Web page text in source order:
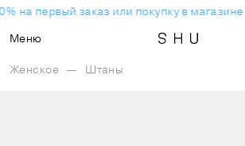
на первый заказ или покупку в
Меню
Женское — Штаны